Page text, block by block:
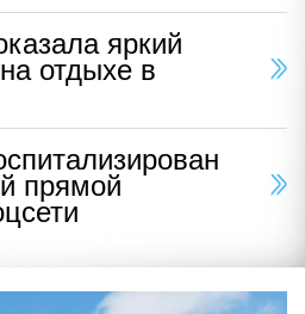
яркий
отдыхе в
прямой